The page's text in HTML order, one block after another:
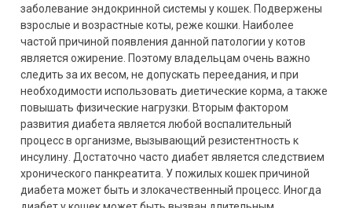
заболевание эндокринной системы у кошек. Подвержены
взрослые и возрастные коты, реже кошки. Наиболее
частой причиной появления данной патологии у котов
является ожирение. Поэтому владельцам очень важно
следить за их весом, не допускать переедания, и при
необходимости использовать диетические корма, а также
повышать физические нагрузки. Вторым фактором
развития диабета является любой воспалительный
процесс в организме, вызывающий резистентность к
инсулину. Достаточно часто диабет является следствием
хронического панкреатита. У пожилых кошек причиной
диабета может быть и злокачественный процесс. Иногда